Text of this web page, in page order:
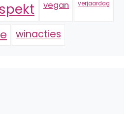
vegan verjaardag
winacties